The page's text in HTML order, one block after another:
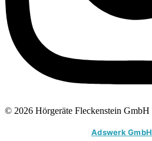
© 2026 Hörgeräte Fleckenstein GmbH
Adswerk GmbH